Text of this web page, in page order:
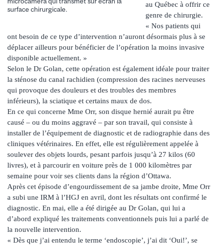
surface chirurgicale.
au Québec à offrir ce
genre de chirurgie.
« Nos patients qui
ont besoin de ce type d’intervention n’auront désormais plus à se
déplacer ailleurs pour bénéficier de l’opération la moins invasive
disponible actuellement. »
Selon le Dr Golan, cette opération est également idéale pour traiter
la sténose du canal rachidien (compression des racines nerveuses
qui provoque des douleurs et des troubles des membres
inférieurs), la sciatique et certains maux de dos.
En ce qui concerne Mme Orr, son disque hernié aurait pu être
causé – ou du moins aggravé – par son travail, qui consiste à
installer de l’équipement de diagnostic et de radiographie dans des
cliniques vétérinaires. En effet, elle est régulièrement appelée à
soulever des objets lourds, pesant parfois jusqu’à 27 kilos (60
livres), et à parcourir en voiture près de 1 000 kilomètres par
semaine pour voir ses clients dans la région d’Ottawa.
Après cet épisode d’engourdissement de sa jambe droite, Mme Orr
a subi une IRM à l’HGJ en avril, dont les résultats ont confirmé le
diagnostic. En mai, elle a été dirigée au Dr Golan, qui lui a
d’abord expliqué les traitements conventionnels puis lui a parlé de
la nouvelle intervention.
« Dès que j’ai entendu le terme ‘endoscopie’, j’ai dit ‘Oui!’, se